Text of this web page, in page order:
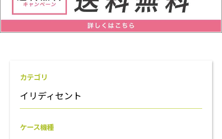
カテゴリ
イリディセント
ケース機種